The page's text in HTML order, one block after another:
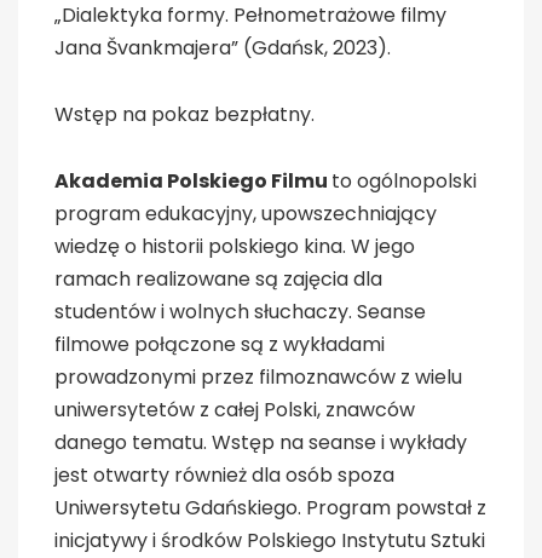
„Dialektyka formy. Pełnometrażowe filmy
Jana Švankmajera” (Gdańsk, 2023).
Wstęp na pokaz bezpłatny.
Akademia Polskiego Filmu to ogólnopolski
program edukacyjny, upowszechniający
wiedzę o historii polskiego kina. W jego
ramach realizowane są zajęcia dla
studentów i wolnych słuchaczy. Seanse
filmowe połączone są z wykładami
prowadzonymi przez filmoznawców z wielu
uniwersytetów z całej Polski, znawców
danego tematu. Wstęp na seanse i wykłady
jest otwarty również dla osób spoza
Uniwersytetu Gdańskiego. Program powstał z
inicjatywy i środków Polskiego Instytutu Sztuki